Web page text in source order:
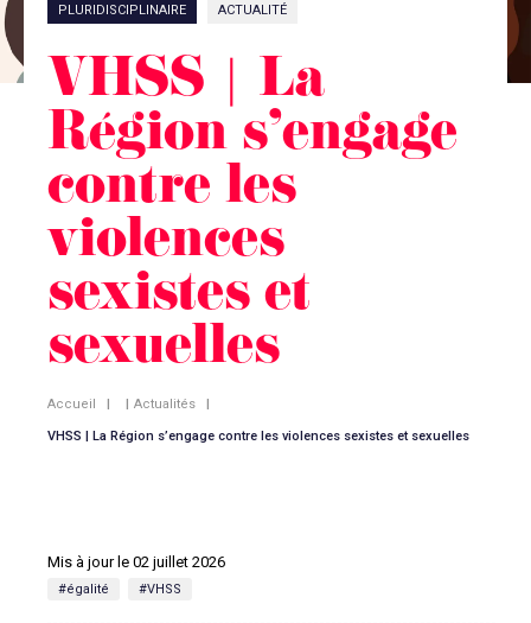
PLURIDISCIPLINAIRE ACTUALITÉ
VHSS | La
Région s’engage
contre les
violences
sexistes et
sexuelles
Accueil | | Actualités |
VHSS | La Région s’engage contre les violences sexistes et sexuelles
Mis à jour le 02 juillet 2026
#égalité #VHSS